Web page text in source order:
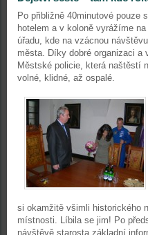
Po přibližně 40minutové pouze
hotelem a v koloně vyrážíme
úřadu, kde na vzácnou
města. Díky dobré organizaci a
Městské policie, která naštěstí
volné, klidné, až ospalé.
si okamžitě všimli historického
místnosti. Líbila se jim! Po
návštěvě starosta základní